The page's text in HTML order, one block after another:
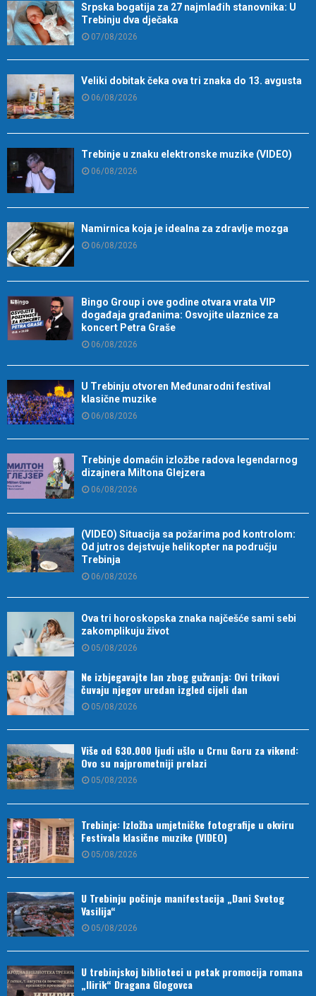
Srpska bogatija za 27 najmlađih stanovnika: U
Trebinju dva dječaka
07/08/2026
Veliki dobitak čeka ova tri znaka do 13. avgusta
06/08/2026
Trebinje u znaku elektronske muzike (VIDEO)
06/08/2026
Namirnica koja je idealna za zdravlje mozga
06/08/2026
Bingo Group i ove godine otvara vrata VIP
događaja građanima: Osvojite ulaznice za
koncert Petra Graše
06/08/2026
U Trebinju otvoren Međunarodni festival
klasične muzike
06/08/2026
Trebinje domaćin izložbe radova legendarnog
dizajnera Miltona Glejzera
06/08/2026
(VIDEO) Situacija sa požarima pod kontrolom:
Od jutros dejstvuje helikopter na području
Trebinja
06/08/2026
Ova tri horoskopska znaka najčešće sami sebi
zakomplikuju život
05/08/2026
Ne izbjegavajte lan zbog gužvanja: Ovi trikovi
čuvaju njegov uredan izgled cijeli dan
05/08/2026
Više od 630.000 ljudi ušlo u Crnu Goru za vikend:
Ovo su najprometniji prelazi
05/08/2026
Trebinje: Izložba umjetničke fotografije u okviru
Festivala klasične muzike (VIDEO)
05/08/2026
U Trebinju počinje manifestacija „Dani Svetog
Vasilija“
05/08/2026
U trebinjskoj biblioteci u petak promocija romana
„Ilirik“ Dragana Glogovca